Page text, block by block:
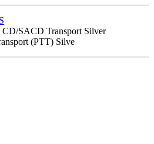
CD/SACD Transport Silver
(PTT) Silve